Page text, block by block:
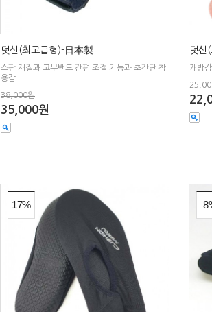
덧신(최고급형)-日本製
스판 재질과 고무밴드 간편 조절 기능과 초간단 착
용감
38,000원
35,000원
덧신
개방
17%